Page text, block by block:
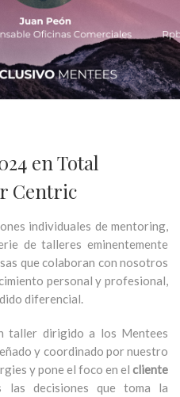
en Total
Centric
individuales de mentoring,
de talleres eminentemente
que colaboran con nosotros
personal y profesional,
diferencial.
taller dirigido a los Mentees
y coordinado por nuestro
y pone el foco en el cliente
las decisiones que toma la